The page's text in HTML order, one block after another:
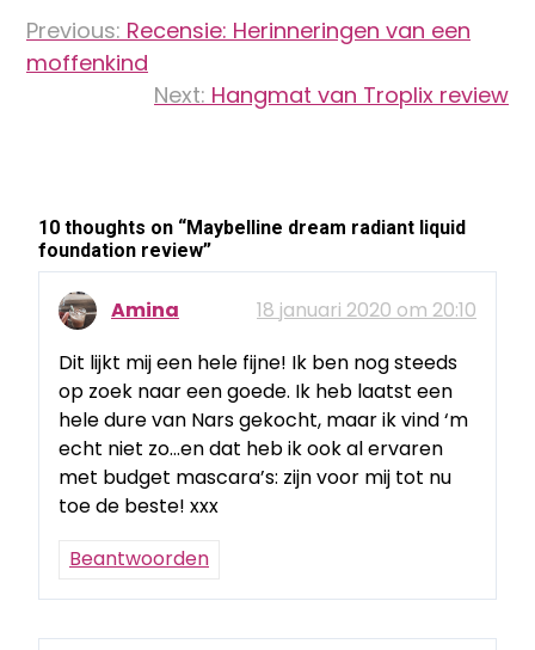
navigatie
Previous: Recensie: Herinneringen van een
moffenkind
Next: Hangmat van Troplix review
10 thoughts on “Maybelline dream radiant liquid
foundation review”
Amina
18 januari 2020 om 20:10
Dit lijkt mij een hele fijne! Ik ben nog steeds
op zoek naar een goede. Ik heb laatst een
hele dure van Nars gekocht, maar ik vind ‘m
echt niet zo…en dat heb ik ook al ervaren
met budget mascara’s: zijn voor mij tot nu
toe de beste! xxx
Beantwoorden